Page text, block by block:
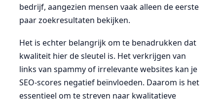
bedrijf, aangezien mensen vaak alleen de eerste
paar zoekresultaten bekijken.
Het is echter belangrijk om te benadrukken dat
kwaliteit hier de sleutel is. Het verkrijgen van
links van spammy of irrelevante websites kan je
SEO-scores negatief beïnvloeden. Daarom is het
essentieel om te streven naar kwalitatieve